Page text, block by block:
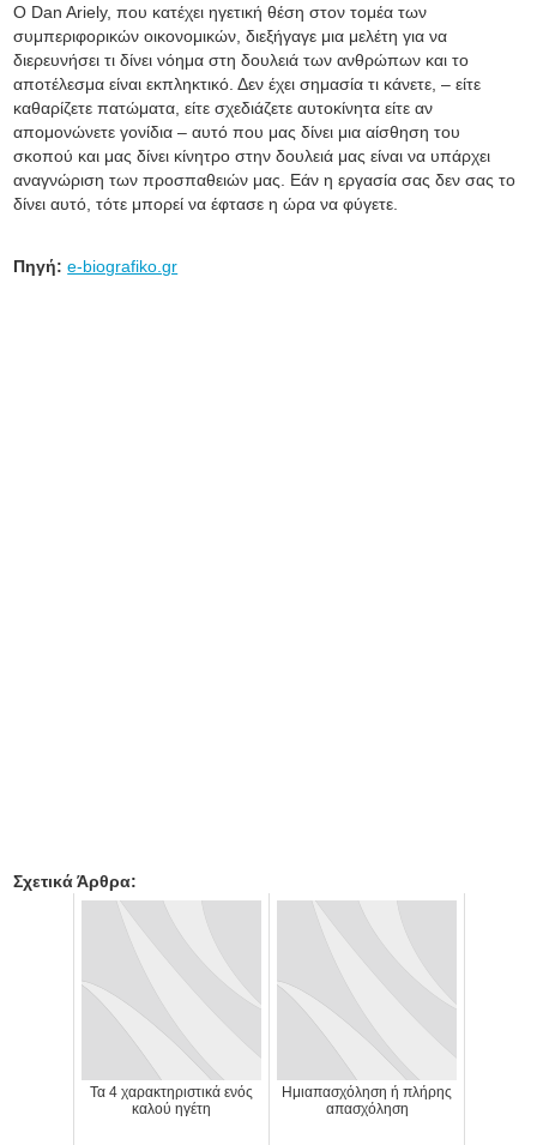
Ο Dan Ariely, που κατέχει ηγετική θέση στον τομέα των
συμπεριφορικών οικονομικών, διεξήγαγε μια μελέτη για να
διερευνήσει τι δίνει νόημα στη δουλειά των ανθρώπων και το
αποτέλεσμα είναι εκπληκτικό. Δεν έχει σημασία τι κάνετε, – είτε
καθαρίζετε πατώματα, είτε σχεδιάζετε αυτοκίνητα είτε αν
απομονώνετε γονίδια – αυτό που μας δίνει μια αίσθηση του
σκοπού και μας δίνει κίνητρο στην δουλειά μας είναι να υπάρχει
αναγνώριση των προσπαθειών μας. Εάν η εργασία σας δεν σας το
δίνει αυτό, τότε μπορεί να έφτασε η ώρα να φύγετε.
Πηγή:e-biografiko.gr
Σχετικά Άρθρα:
Τα 4 χαρακτηριστικά ενός
καλού ηγέτη
Ημιαπασχόληση ή πλήρης
απασχόληση